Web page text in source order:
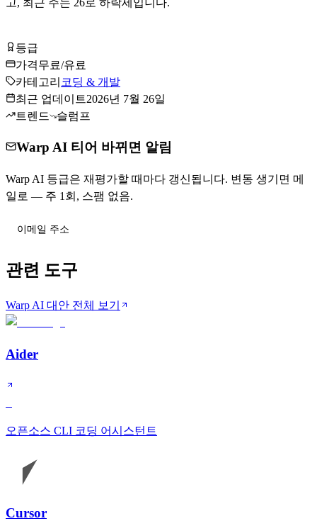
등급
가격무료/유료
카테고리 코딩 & 개발
최근 업데이트2026년 7월 26일
트렌드
슬럼프
Warp AI 티어 바뀌면 알림
Warp AI 등급은 재평가할 때마다 갱신됩니다. 변동 생기면 메
일로 — 주 1회, 스팸 없음.
관련 도구
Warp AI 대안 전체 보기
Aider
오픈소스 CLI 코딩 어시스턴트
Cursor